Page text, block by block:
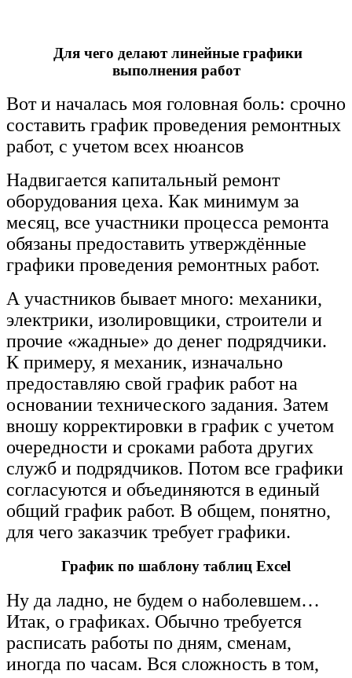
Для чего делают линейные графики
выполнения работ
Вот и началась моя головная боль: срочно
составить график проведения ремонтных
работ, с учетом всех нюансов
Надвигается капитальный ремонт
оборудования цеха. Как минимум за
месяц, все участники процесса ремонта
обязаны предоставить утверждённые
графики проведения ремонтных работ.
А участников бывает много: механики,
электрики, изолировщики, строители и
прочие «жадные» до денег подрядчики.
К примеру, я механик, изначально
предоставляю свой график работ на
основании технического задания. Затем
вношу корректировки в график с учетом
очередности и сроками работа других
служб и подрядчиков. Потом все графики
согласуются и объединяются в единый
общий график работ. В общем, понятно,
для чего заказчик требует графики.
График по шаблону таблиц Excel
Ну да ладно, не будем о наболевшем…
Итак, о графиках. Обычно требуется
расписать работы по дням, сменам,
иногда по часам. Вся сложность в том,